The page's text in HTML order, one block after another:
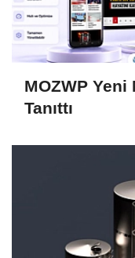
MOZWP Yeni
Tanıttı